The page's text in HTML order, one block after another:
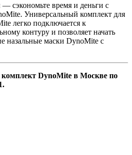
сэкономьте время и деньги с
Универсальный комплект для
легко подключается к
контуру и позволяет начать
назальные маски DynoMite с
DynoMite в Москве по